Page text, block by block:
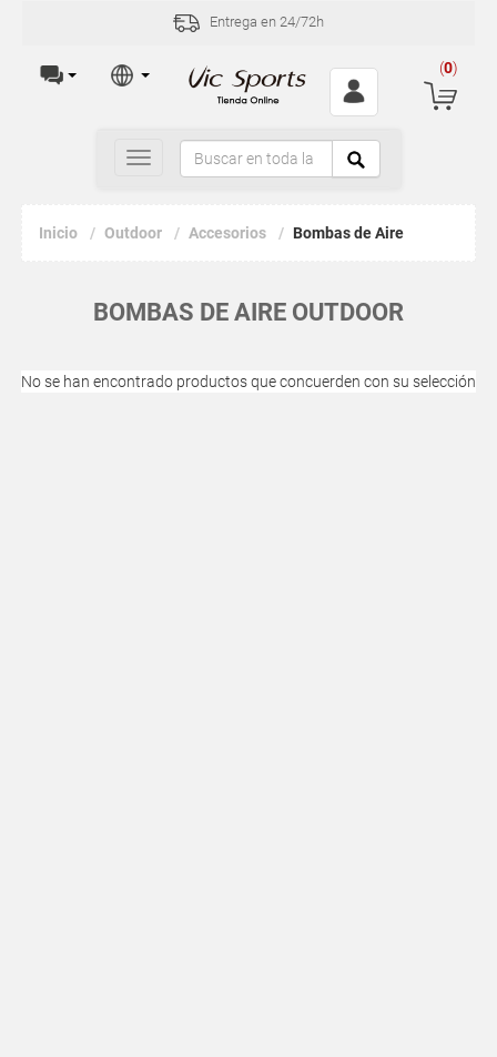
Entrega en 24/72h
(0)
Toggle
navigation
Inicio Outdoor Accesorios Bombas de Aire
BOMBAS DE AIRE OUTDOOR
No se han encontrado productos que concuerden con su selección